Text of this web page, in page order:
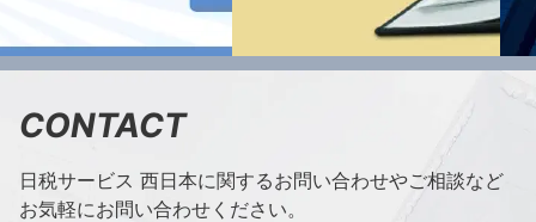
CONTACT
日税サービス 西日本に関するお問い合わせやご相談など
お気軽にお問い合わせください。